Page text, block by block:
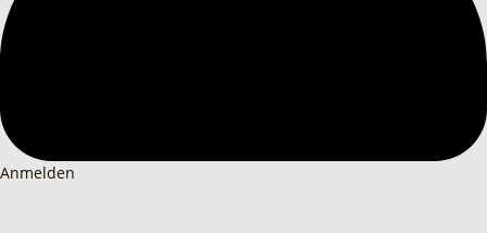
Anmelden